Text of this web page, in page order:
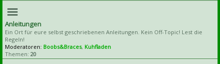
Anleitungen
Ein Ort für eure selbst geschriebenen Anleitungen. Kein Off-Topic! Lest die
Regeln!
Moderatoren: Boobs&Braces, Kuhfladen
Themen: 20